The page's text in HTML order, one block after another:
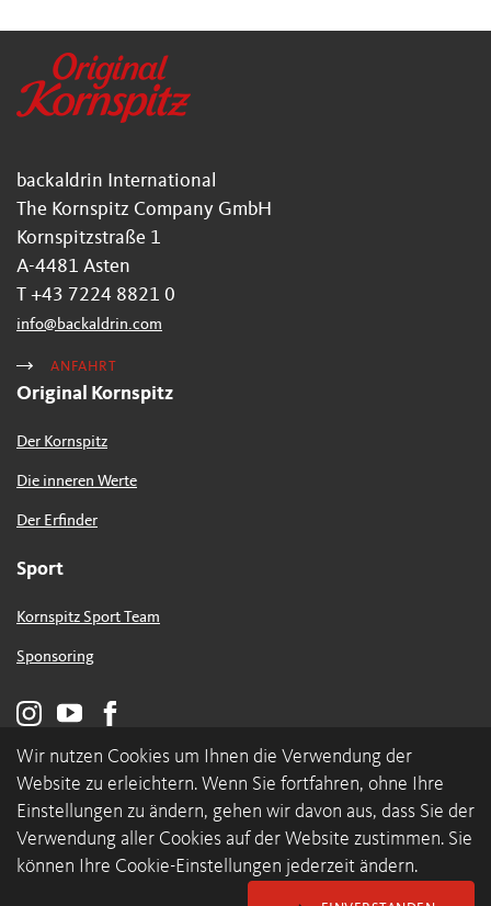
backaldrin International
The Kornspitz Company GmbH
Kornspitzstraße 1
A-4481 Asten
T +43 7224 8821 0
info@backaldrin.com
ANFAHRT
Original Kornspitz
Der Kornspitz
Die inneren Werte
Der Erfinder
Sport
Kornspitz Sport Team
Sponsoring
© 2026 backaldrin International The Kornspitz Company GmbH
Datenschutz & Cookies
Impressum
Wir nutzen Cookies um Ihnen die Verwendung der
Website zu erleichtern. Wenn Sie fortfahren, ohne Ihre
Einstellungen zu ändern, gehen wir davon aus, dass Sie der
Verwendung aller Cookies auf der Website zustimmen. Sie
können Ihre Cookie-Einstellungen jederzeit ändern.